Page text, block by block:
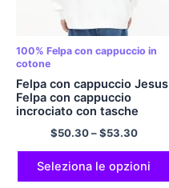
100% Felpa con cappuccio in
cotone
Felpa con cappuccio Jesus
Felpa con cappuccio
incrociato con tasche
Felpa con cappuccio
sfumata estetica viola
Felpa con cappuccio
oversize 100% Felpa con
cappuccio in cotone
$50.30–$53.30
Seleziona le opzioni